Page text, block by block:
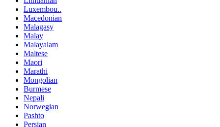
Luxembou..
Macedonian
Malagasy
Malay
Malayalam
Maltese
Maori
Marathi
Mongolian
Burmese
Nepali
Norwegian
Pashto
Persian